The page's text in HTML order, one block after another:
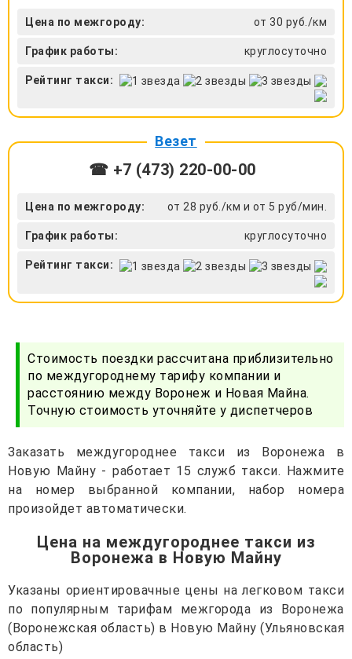
Цена по межгороду: от 30 руб./км
График работы: круглосуточно
Рейтинг такси:
Везет
☎ +7 (473) 220-00-00
Цена по межгороду: от 28 руб./км и от 5 руб/мин.
График работы: круглосуточно
Рейтинг такси:
Стоимость поездки рассчитана приблизительно
по междугороднему тарифу компании и
расстоянию между Воронеж и Новая Майна.
Точную стоимость уточняйте у диспетчеров
Заказать междугороднее такси из Воронежа в
Новую Майну - работает 15 служб такси. Нажмите
на номер выбранной компании, набор номера
произойдет автоматически.
Цена на междугороднее такси из
Воронежа в Новую Майну
Указаны ориентировачные цены на легковом такси
по популярным тарифам межгорода из Воронежа
(Воронежская область) в Новую Майну (Ульяновская
область)